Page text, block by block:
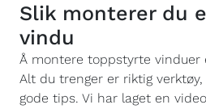
Slik monterer du
vindu
Å montere toppstyrte vinduer
Alt du trenger er riktig
gode tips. Vi har laget en